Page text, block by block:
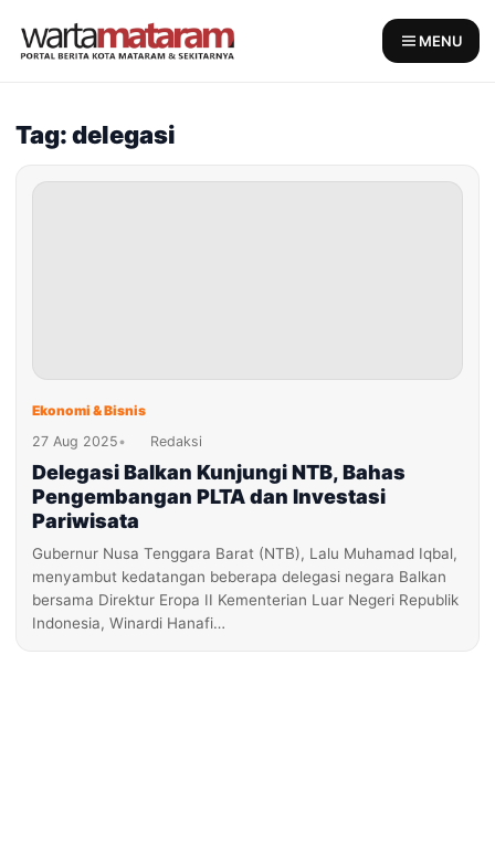
MENU
Tag: delegasi
Ekonomi & Bisnis
27 Aug 2025• Redaksi
Delegasi Balkan Kunjungi NTB, Bahas
Pengembangan PLTA dan Investasi
Pariwisata
Gubernur Nusa Tenggara Barat (NTB), Lalu Muhamad Iqbal,
menyambut kedatangan beberapa delegasi negara Balkan
bersama Direktur Eropa II Kementerian Luar Negeri Republik
Indonesia, Winardi Hanafi…